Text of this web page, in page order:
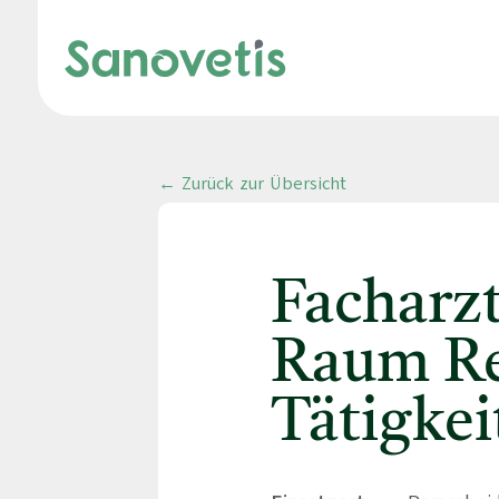
← Zurück zur Übersicht
Raum